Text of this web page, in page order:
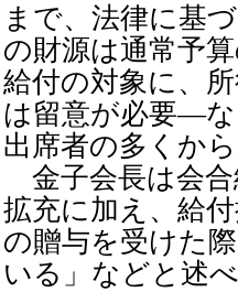
まで、法律に基
の財源は通常予
給付の対象に、
は留意が必要―
出席者の多くか
金子会長は会合
拡充に加え、給
の贈与を受けた
いる」などと述